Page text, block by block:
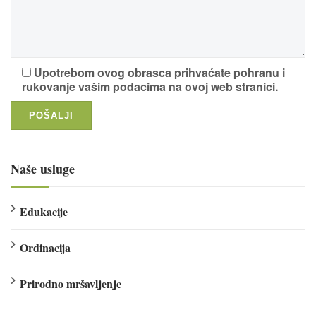
Upotrebom ovog obrasca prihvaćate pohranu i
rukovanje vašim podacima na ovoj web stranici.
Naše usluge
Edukacije
Ordinacija
Prirodno mršavljenje